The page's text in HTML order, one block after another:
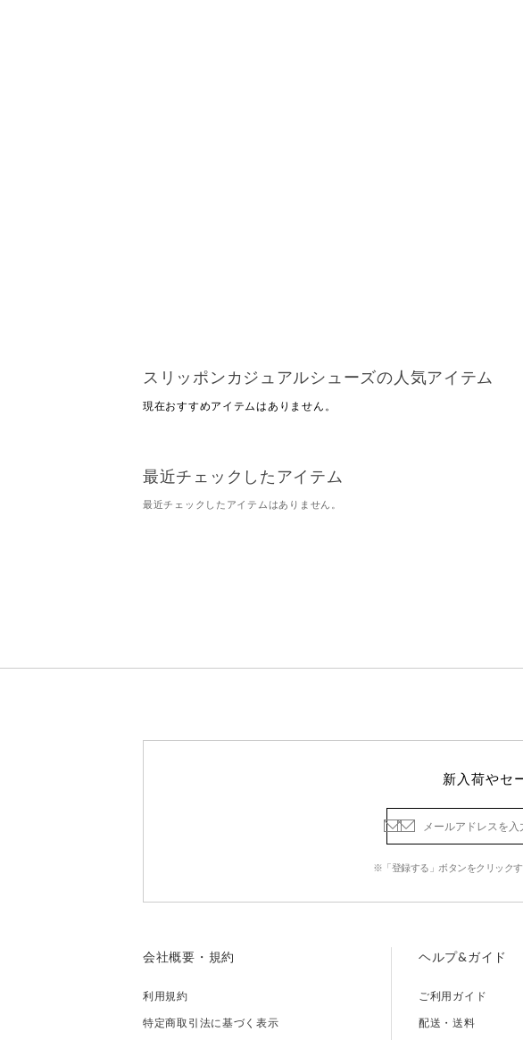
スリッポンカジュアルシューズの人気アイテム
現在おすすめアイテムはありません。
最近チェックしたアイテム
最近チェックしたアイテムはありません。
新入荷やセ
※「登録する」ボタンをクリック
会社概要・規約
利用規約
特定商取引法に基づく表示
ヘルプ&ガイド
ご利用ガイド
配送・送料